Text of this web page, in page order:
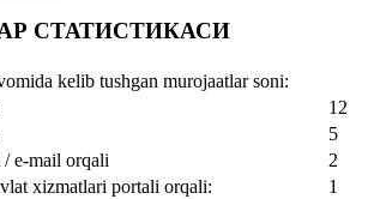
СТАТИСТИКАСИ
kelib tushgan murojaatlar soni:
12
5
e-mail orqali
2
xizmatlari portali orqali:
1